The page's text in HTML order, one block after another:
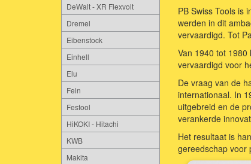
DeWalt - XR Flexvolt
Dremel
Eibenstock
Einhell
Elu
Fein
Festool
HiKOKI - Hitachi
KWB
Makita
PB Swiss Tools is
werden in dit
vervaardigd. Tot
Van 1940 tot
vervaardigd voor
De vraag van de
internationaal. In
uitgebreid en de
verankerde
Het resultaat is
gereedschap voor